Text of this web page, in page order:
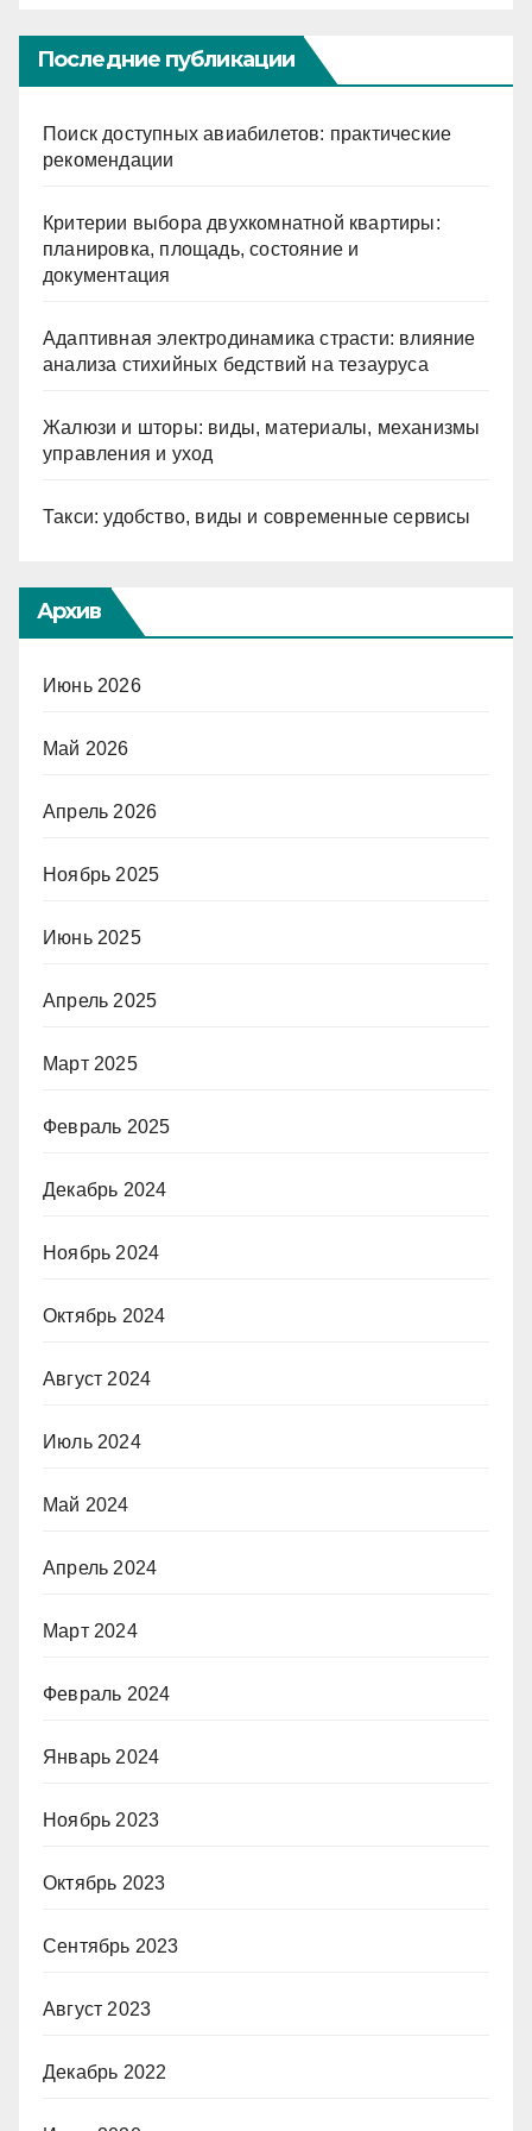
Последние публикации
Поиск доступных авиабилетов: практические
рекомендации
Критерии выбора двухкомнатной квартиры:
планировка, площадь, состояние и
документация
Адаптивная электродинамика страсти: влияние
анализа стихийных бедствий на тезауруса
Жалюзи и шторы: виды, материалы, механизмы
управления и уход
Такси: удобство, виды и современные сервисы
Архив
Июнь 2026
Май 2026
Апрель 2026
Ноябрь 2025
Июнь 2025
Апрель 2025
Март 2025
Февраль 2025
Декабрь 2024
Ноябрь 2024
Октябрь 2024
Август 2024
Июль 2024
Май 2024
Апрель 2024
Март 2024
Февраль 2024
Январь 2024
Ноябрь 2023
Октябрь 2023
Сентябрь 2023
Август 2023
Декабрь 2022